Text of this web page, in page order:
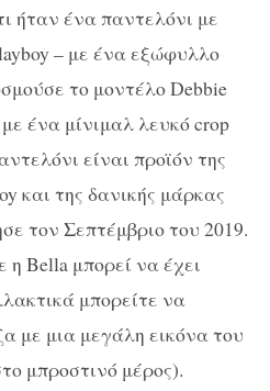
ήταν ένα παντελόνι με
– με ένα εξώφυλλο
το μοντέλο Debbie
ένα μίνιμαλ λευκό crop
είναι προϊόν της
και της δανικής μάρκας
τον Σεπτέμβριο του 2019.
Bella μπορεί να έχει
μπορείτε να
με μια μεγάλη εικόνα του
μπροστινό μέρος).